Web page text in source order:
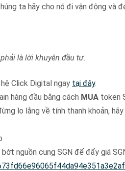
ta hãy cho nó đi vận động và
là lời khuyên đầu tư.
hệ Click Digital ngay tại đây.
hàng đầu bằng cách MUA token
lo lắng về tính thanh khoản,
nguồn cung SGN để đẩy giá